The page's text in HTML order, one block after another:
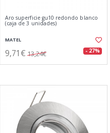
Aro superficie gu10 redondo blanco
(caja de 3 unidades)
MATEL
9,71€ 13,24€ - 27%